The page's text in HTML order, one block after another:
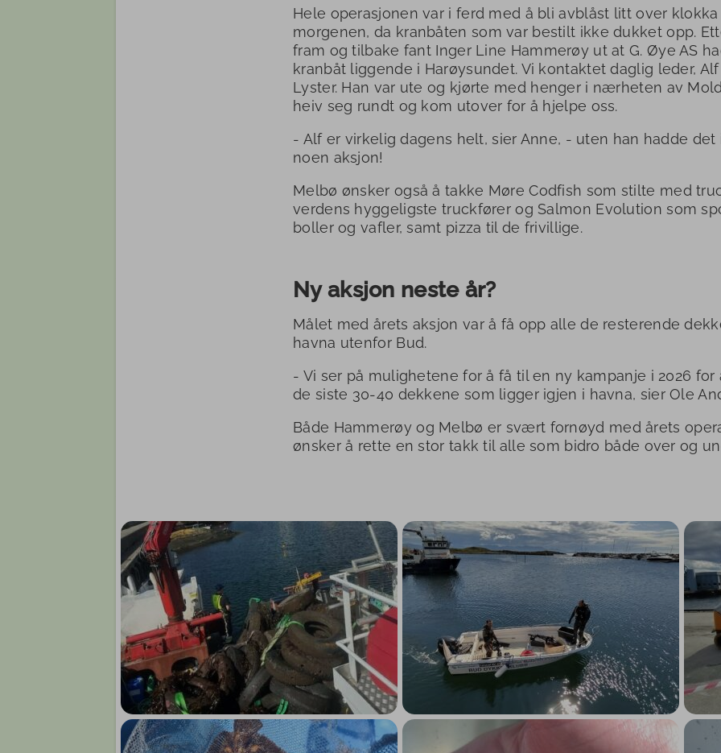
Hele operasjonen var i ferd med å bli avblåst litt over klokka
morgenen, da kranbåten som var bestilt ikke dukket opp.
fram og tilbake fant Inger Line Hammerøy ut at G. Øye AS
kranbåt liggende i Harøysundet. Vi kontaktet daglig leder,
Lyster. Han var ute og kjørte med henger i nærheten av
heiv seg rundt og kom utover for å hjelpe oss.
- Alf er virkelig dagens helt, sier Anne, - uten han hadde
noen aksjon!
Melbø ønsker også å takke Møre Codfish som stilte med
verdens hyggeligste truckfører og Salmon Evolution som
boller og vafler, samt pizza til de frivillige.
Ny aksjon neste år?
Målet med årets aksjon var å få opp alle de resterende
havna utenfor Bud.
- Vi ser på mulighetene for å få til en ny kampanje i 2026 for
de siste 30-40 dekkene som ligger igjen i havna, sier Ole
Både Hammerøy og Melbø er svært fornøyd med årets
ønsker å rette en stor takk til alle som bidro både over og